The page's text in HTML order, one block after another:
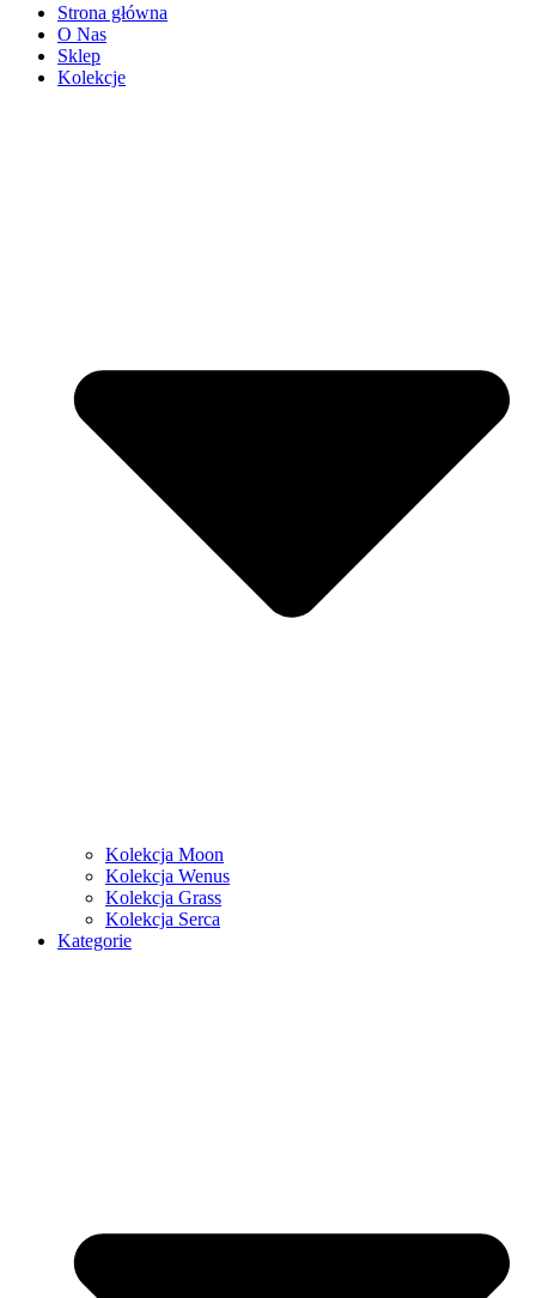
Strona główna
O Nas
Sklep
Kolekcje
Kolekcja Moon
Kolekcja Wenus
Kolekcja Grass
Kolekcja Serca
Kategorie